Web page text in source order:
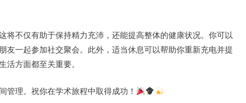
将不仅有助于保持精力充沛，还能提高整体的健康状况。你可以
友一起参加社交聚会。此外，适当休息可以帮助你重新充电并提
活方面都至关重要。
管理。祝你在学术旅程中取得成功！